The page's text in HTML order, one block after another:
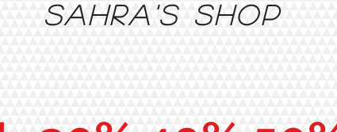
Sahra's shop